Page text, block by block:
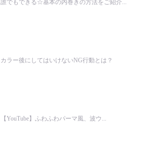
誰でもできる☆基本の内巻きの方法をご紹介...
カラー後にしてはいけないNG行動とは？
【YouTube】ふわふわパーマ風、波ウ...